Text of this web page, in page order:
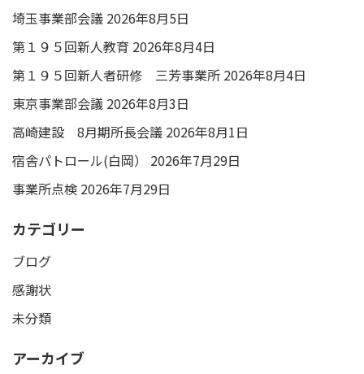
埼玉事業部会議 2026年8月5日
第１９５回新人教育 2026年8月4日
第１９５回新人者研修 三芳事業所 2026年8月4日
東京事業部会議 2026年8月3日
高崎建設 8月期所長会議 2026年8月1日
宿舎パトロール(白岡）
2026年7月29日
事業所点検 2026年7月29日
カテゴリー
ブログ
感謝状
未分類
アーカイブ